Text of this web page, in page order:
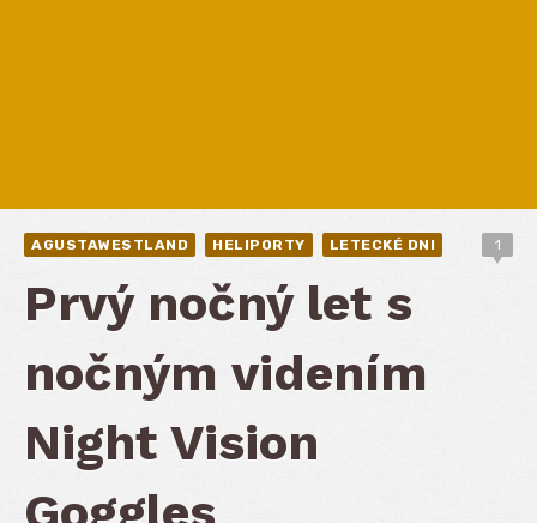
AGUSTAWESTLAND HELIPORTY LETECKÉ DNI 1
Prvý nočný let s
nočným videním
Night Vision